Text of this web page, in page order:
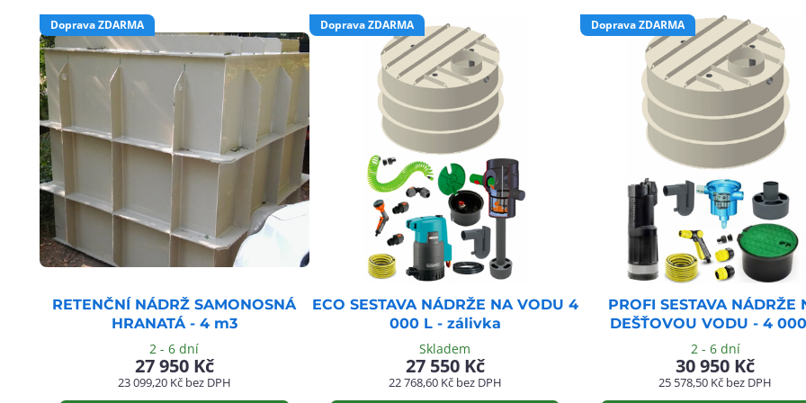
Doprava ZDARMA
RETENČNÍ NÁDRŽ SAMONOSNÁ
HRANATÁ - 4 m3
2 - 6 dní
27 950 Kč
23 099,20 Kč bez DPH
Doprava ZDARMA
ECO SESTAVA NÁDRŽE NA VODU 4
000 L - zálivka
Skladem
27 550 Kč
22 768,60 Kč bez DPH
Doprava ZDARMA
PROFI SESTAVA NÁDRŽE
DEŠŤOVOU VODU - 4
2 - 6 dní
30 950 Kč
25 578,50 Kč bez DPH